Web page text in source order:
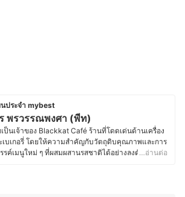
ประจำ mybest
พรวรรณพงศา (พีท)
ป็นเจ้าของ Blackkat Café ร้านที่โดดเด่นด้านเครื่อง
เบเกอรี่ โดยให้ความสำคัญกับวัตถุดิบคุณภาพและการ
รค์เมนูใหม่ ๆ ที่ผสมผสานรสชาติได้อย่างลงตัว ด้วย
…อ่านต่อ